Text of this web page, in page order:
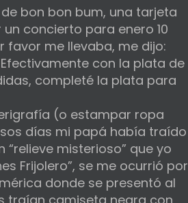
bon bon bum, una tarjeta
concierto para enero 10
favor me llevaba, me dijo:
con la plata de
completé la plata para
(o estampar ropa
días mi papá había traído
misterioso” que yo
Frijolero”, se me ocurrió por
donde se presentó al